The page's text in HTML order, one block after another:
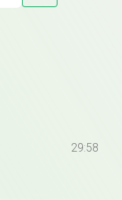
29:58